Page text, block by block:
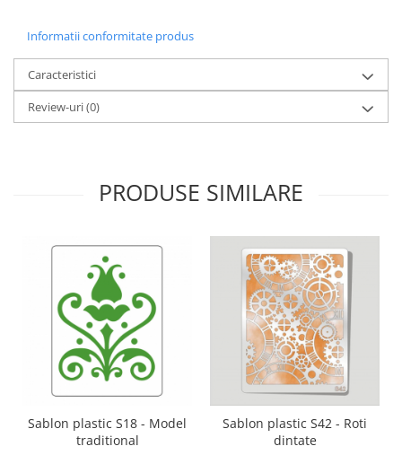
Aplice decor
Sticla
Platouri
Sticlute
Ustensile, aparate
Cutter, trimmer
Perforatoare
Pistoale de lipit
Traforaj, pirogravura
Ceramica
Informatii conformitate produs
Caracteristici
Review-uri(0)
PRODUSE SIMILARE
Sablon plastic S18 - Model
traditional
Sablon plastic S42 - Roti
dintate